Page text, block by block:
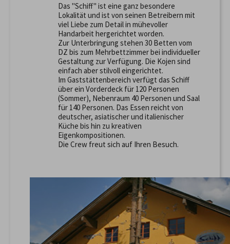
Das "Schiff" ist eine ganz besondere
Lokalität und ist von seinen Betreibern mit
viel Liebe zum Detail in mühevoller
Handarbeit hergerichtet worden.
Zur Unterbringung stehen 30 Betten vom
DZ bis zum Mehrbettzimmer bei individueller
Gestaltung zur Verfügung. Die Kojen sind
einfach aber stilvoll eingerichtet.
Im Gaststättenbereich verfügt das Schiff
über ein Vorderdeck für 120 Personen
(Sommer), Nebenraum 40 Personen und Saal
für 140 Personen. Das Essen reicht von
deutscher, asiatischer und italienischer
Küche bis hin zu kreativen
Eigenkompositionen.
Die Crew freut sich auf Ihren Besuch.